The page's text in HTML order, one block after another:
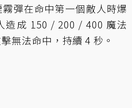
彈在命中第一個敵人時爆
造成 150 / 200 / 400 魔法
無法命中，持續 4 秒。